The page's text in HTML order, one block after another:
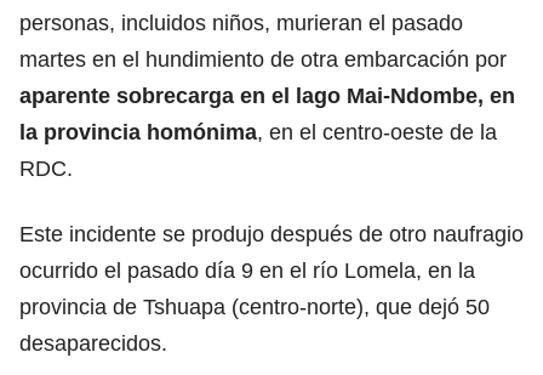
personas, incluidos niños, murieran el pasado
martes en el hundimiento de otra embarcación por
aparente sobrecarga en el lago Mai-Ndombe, en
la provincia homónima, en el centro-oeste de la
RDC.
Este incidente se produjo después de otro naufragio
ocurrido el pasado día 9 en el río Lomela, en la
provincia de Tshuapa (centro-norte), que dejó 50
desaparecidos.